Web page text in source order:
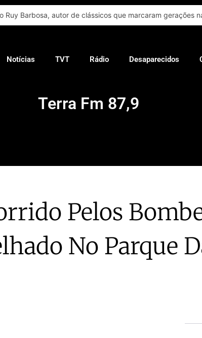
Ruy Barbosa, autor de clássicos que marcaram gerações
Notícias TVT Rádio Desaparecidos
Terra Fm 87,9
Pelos
No Parque